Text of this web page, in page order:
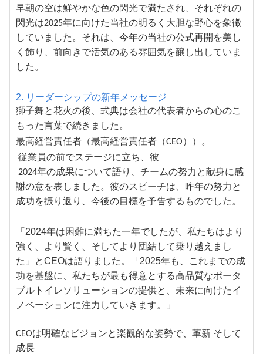
早朝の空は鮮やかな色の閃光で満たされ、それぞれの
閃光は2025年に向けた当社の明るく大胆な野心を象徴
していました。それは、今年の当社の公式再開を美し
く飾り、前向きで活気のある雰囲気を醸し出していま
した。
2. リーダーシップの新年メッセージ
獅子舞と花火の後、式典は会社の代表者からの心のこ
もった言葉で続きました。
最高経営責任者（最高経営責任者（CEO））
。
従業員の前でステージに立ち、 彼
2024年の成果について語り、チームの努力と献身に感
謝の意を表しました。彼のスピーチは、昨年の努力と
成功を振り返り、今後の目標を予告するものでした。
「2024年は困難に満ちた一年でしたが、私たちはより
強く、より賢く、そしてより団結して乗り越えまし
た」とCEOは語りました。「2025年も、これまでの成
功を基盤に、私たちが最も得意とする高品質なポータ
ブルトイレソリューションの提供と、未来に向けたイ
ノベーションに注力していきます。」
CEOは明確なビジョンと楽観的な姿勢で、 革新 そして
成長